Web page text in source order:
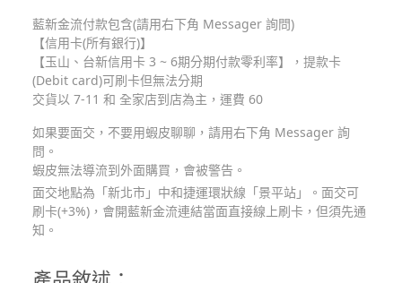
藍新金流付款包含(請用右下角 Messager 詢問)
【信用卡(所有銀行)】
【玉山、台新信用卡 3 ~ 6期分期付款零利率】，提款卡
(Debit card)可刷卡但無法分期
交貨以 7-11 和 全家店到店為主，運費 60
如果要面交，不要用蝦皮聊聊，請用右下角 Messager 詢
問。
蝦皮無法導流到外面購買，會被警告。
面交地點為「新北市」中和捷運環狀線「景平站」。面交可
刷卡(+3%)，會開藍新金流連結當面直接線上刷卡，但須先通
知。